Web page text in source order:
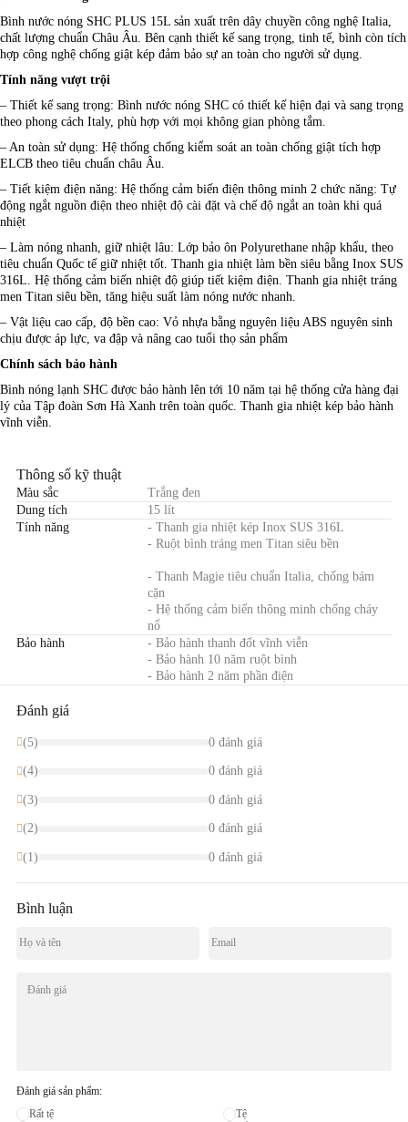
Bình nước nóng SHC PLUS 15L sản xuất trên dây chuyền công nghệ Italia,
chất lượng chuẩn Châu Âu. Bên cạnh thiết kế sang trọng, tinh tế, bình còn tích
hợp công nghệ chống giật kép đảm bảo sự an toàn cho người sử dụng.
Tính năng vượt trội
– Thiết kế sang trọng: Bình nước nóng SHC có thiết kế hiện đại và sang trọng
theo phong cách Italy, phù hợp với mọi không gian phòng tắm.
– An toàn sử dụng: Hệ thống chống kiểm soát an toàn chống giật tích hợp
ELCB theo tiêu chuẩn châu Âu.
– Tiết kiệm điện năng: Hệ thống cảm biến điện thông minh 2 chức năng: Tự
động ngắt nguồn điện theo nhiệt độ cài đặt và chế độ ngắt an toàn khi quá
nhiệt
– Làm nóng nhanh, giữ nhiệt lâu: Lớp bảo ôn Polyurethane nhập khẩu, theo
tiêu chuẩn Quốc tế giữ nhiệt tốt. Thanh gia nhiệt làm bền siêu bằng Inox SUS
316L. Hệ thống cảm biến nhiệt độ giúp tiết kiệm điện. Thanh gia nhiệt tráng
men Titan siêu bền, tăng hiệu suất làm nóng nước nhanh.
– Vật liệu cao cấp, độ bền cao: Vỏ nhựa bằng nguyên liệu ABS nguyên sinh
chịu được áp lực, va đập và nâng cao tuổi thọ sản phẩm
Chính sách bảo hành
Bình nóng lạnh SHC được bảo hành lên tới 10 năm tại hệ thống cửa hàng đại
lý của Tập đoàn Sơn Hà Xanh trên toàn quốc. Thanh gia nhiệt kép bảo hành
vĩnh viễn.
Thông số kỹ thuật
Màu sắc
Trắng đen
Dung tích
15 lít
Tính năng
- Thanh gia nhiệt kép Inox SUS 316L
- Ruột bình tráng men Titan siêu bền
- Thanh Magie tiêu chuẩn Italia, chống bám
cặn
- Hệ thống cảm biến thông minh chống cháy
nổ
Bảo hành
- Bảo hành thanh đốt vĩnh viễn
- Bảo hành 10 năm ruột bình
- Bảo hành 2 năm phần điện
Đánh giá
(5) 0 đánh giá
(4) 0 đánh giá
(3) 0 đánh giá
(2) 0 đánh giá
(1) 0 đánh giá
Bình luận
Đánh giá sản phẩm:
Rất tệ
Tệ